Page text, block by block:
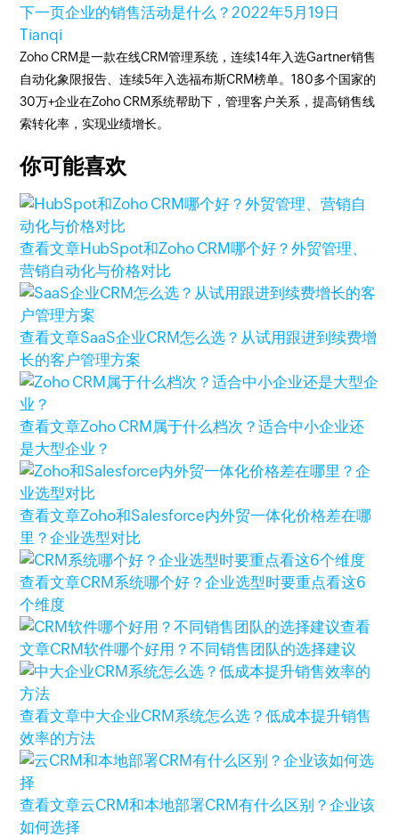
下一页企业的销售活动是什么？2022年5月19日
Tianqi
Zoho CRM是一款在线CRM管理系统，连续14年入选Gartner销售
自动化象限报告、连续5年入选福布斯CRM榜单。180多个国家的
30万+企业在Zoho CRM系统帮助下，管理客户关系，提高销售线
索转化率，实现业绩增长。
你可能喜欢
查看文章HubSpot和Zoho CRM哪个好？外贸管理、
营销自动化与价格对比
查看文章SaaS企业CRM怎么选？从试用跟进到续费增
长的客户管理方案
查看文章Zoho CRM属于什么档次？适合中小企业还
是大型企业？
查看文章Zoho和Salesforce内外贸一体化价格差在哪
里？企业选型对比
查看文章CRM系统哪个好？企业选型时要重点看这6
个维度
查看
文章CRM软件哪个好用？不同销售团队的选择建议
查看文章中大企业CRM系统怎么选？低成本提升销售
效率的方法
查看文章云CRM和本地部署CRM有什么区别？企业该
如何选择